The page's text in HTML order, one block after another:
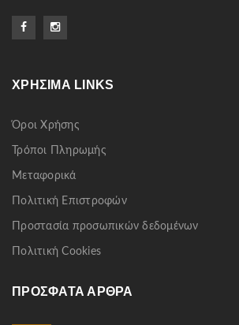
ΧΡΉΣΙΜΑ LINKS
Όροι Χρήσης
Τρόποι Πληρωμής
Μεταφορικά
Πολιτική Επιστροφών
Προστασία προσωπικών δεδομένων
Πολιτική Cookies
ΠΡΌΣΦΑΤΑ ΆΡΘΡΑ